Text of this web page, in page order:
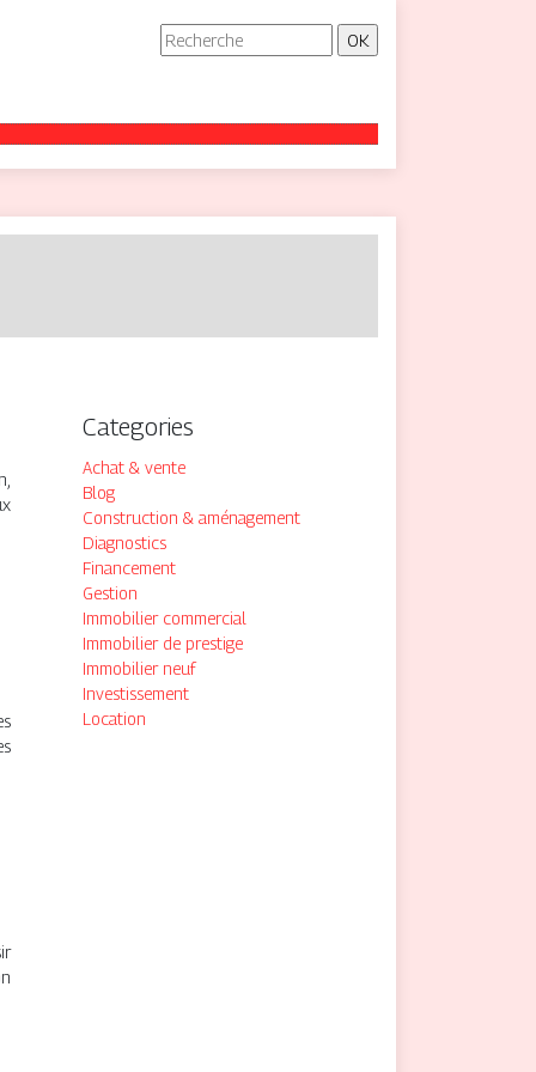
Categories
Achat & vente
Blog
Construction & aménagement
Diagnostics
Financement
Gestion
Immobilier commercial
Immobilier de prestige
Immobilier neuf
Investissement
Location